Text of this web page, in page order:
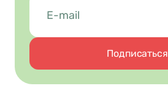
Подписаться